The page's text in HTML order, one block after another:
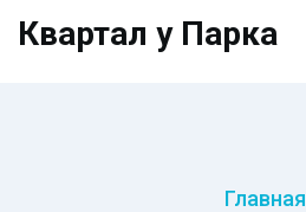
Квартал у Парка
Главная